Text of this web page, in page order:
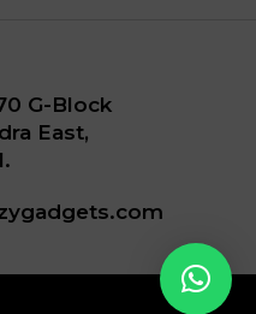
G-Block
East,